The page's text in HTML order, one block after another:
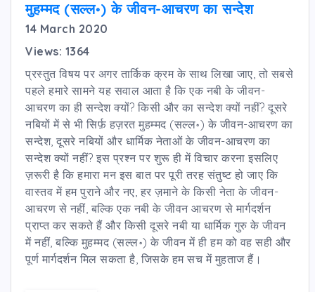
मुहम्मद (सल्ल॰) के जीवन-आचरण का सन्देश
14 March 2020
Views: 1364
प्रस्तुत विषय पर अगर तार्किक क्रम के साथ लिखा जाए, तो सबसे
पहले हमारे सामने यह सवाल आता है कि एक नबी के जीवन-
आचरण का ही सन्देश क्यों? किसी और का सन्देश क्यों नहीं? दूसरे
नबियों में से भी सिर्फ़ हज़रत मुहम्मद (सल्ल॰) के जीवन-आचरण का
सन्देश, दूसरे नबियों और धार्मिक नेताओं के जीवन-आचरण का
सन्देश क्यों नहीं? इस प्रश्न पर शुरू ही में विचार करना इसलिए
ज़रूरी है कि हमारा मन इस बात पर पूरी तरह संतुष्ट हो जाए कि
वास्तव में हम पुराने और नए, हर ज़माने के किसी नेता के जीवन-
आचरण से नहीं, बल्कि एक नबी के जीवन आचरण से मार्गदर्शन
प्राप्त कर सकते हैं और किसी दूसरे नबी या धार्मिक गुरु के जीवन
में नहीं, बल्कि मुहम्मद (सल्ल॰) के जीवन में ही हम को वह सही और
पूर्ण मार्गदर्शन मिल सकता है, जिसके हम सच में मुहताज हैं।